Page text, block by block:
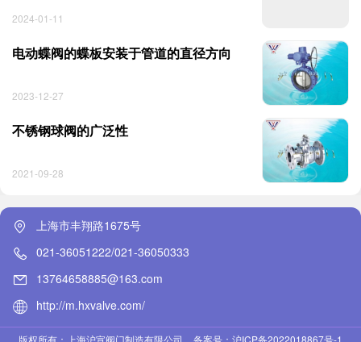
2024-01-11
电动蝶阀的蝶板安装于管道的直径方向
2023-12-27
不锈钢球阀的广泛性
2021-09-28
上海市丰翔路1675号
021-36051222/021-36050333
13764658885@163.com
http://m.hxvalve.com/
版权所有：上海沪宣阀门制造有限公司 备案号：沪ICP备2022018867号-1